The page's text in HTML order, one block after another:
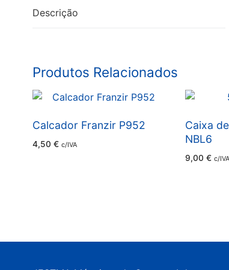
Descrição
Produtos Relacionados
Calcador Franzir P952
4,50 € c/IVA
Caixa
NBL6
9,00 € c/IVA